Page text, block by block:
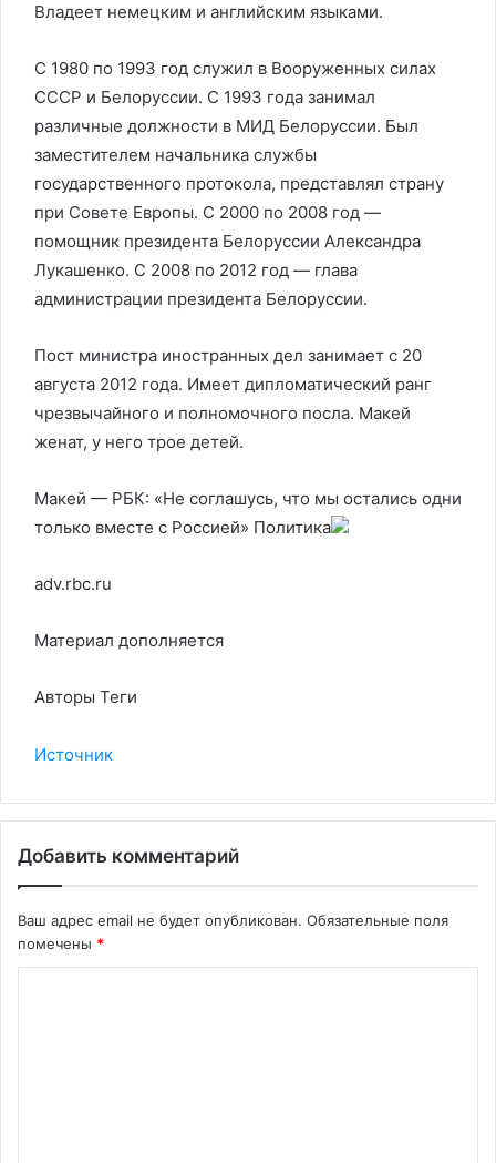
Владеет немецким и английским языками.
С 1980 по 1993 год служил в Вооруженных силах
СССР и Белоруссии. С 1993 года занимал
различные должности в МИД Белоруссии. Был
заместителем начальника службы
государственного протокола, представлял страну
при Совете Европы. С 2000 по 2008 год —
помощник президента Белоруссии Александра
Лукашенко. С 2008 по 2012 год — глава
администрации президента Белоруссии.
Пост министра иностранных дел занимает с 20
августа 2012 года. Имеет дипломатический ранг
чрезвычайного и полномочного посла. Макей
женат, у него трое детей.
Макей — РБК: «Не соглашусь, что мы остались одни
только вместе с Россией» Политика
adv.rbc.ru
Материал дополняется
Авторы Теги
Источник
Добавить комментарий
Ваш адрес email не будет опубликован. Обязательные поля
помечены *